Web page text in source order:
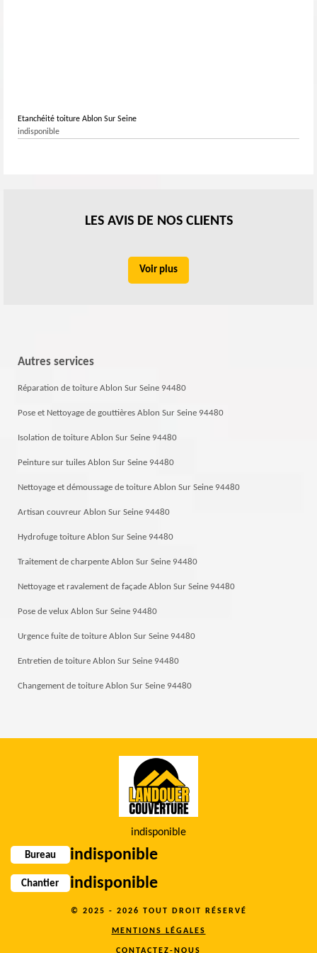
Etanchéité toiture Ablon Sur Seine
indisponible
LES AVIS DE NOS CLIENTS
Voir plus
Autres services
Réparation de toiture Ablon Sur Seine 94480
Pose et Nettoyage de gouttières Ablon Sur Seine 94480
Isolation de toiture Ablon Sur Seine 94480
Peinture sur tuiles Ablon Sur Seine 94480
Nettoyage et démoussage de toiture Ablon Sur Seine 94480
Artisan couvreur Ablon Sur Seine 94480
Hydrofuge toiture Ablon Sur Seine 94480
Traitement de charpente Ablon Sur Seine 94480
Nettoyage et ravalement de façade Ablon Sur Seine 94480
Pose de velux Ablon Sur Seine 94480
Urgence fuite de toiture Ablon Sur Seine 94480
Entretien de toiture Ablon Sur Seine 94480
Changement de toiture Ablon Sur Seine 94480
indisponible
Bureau indisponible
Chantier indisponible
© 2025 - 2026 TOUT DROIT RÉSERVÉ
MENTIONS LÉGALES
CONTACTEZ-NOUS